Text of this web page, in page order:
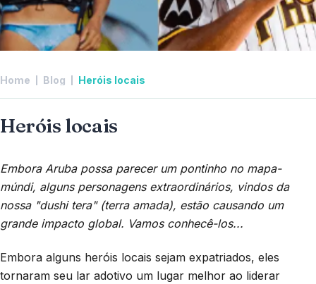
Home Blog Heróis locais
Heróis locais
Embora Aruba possa parecer um pontinho no mapa-
múndi, alguns personagens extraordinários, vindos da
nossa "dushi tera" (terra amada), estão causando um
grande impacto global. Vamos conhecê-los...
Embora alguns heróis locais sejam expatriados, eles
tornaram seu lar adotivo um lugar melhor ao liderar